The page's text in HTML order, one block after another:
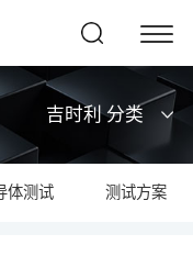
吉时利 分类
体测试 测试方案